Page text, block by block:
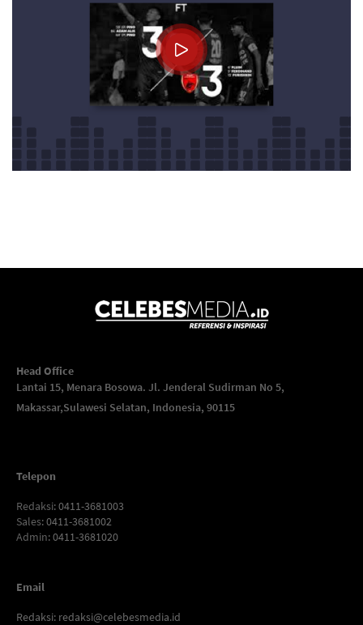
Head Office
Lantai 15, Menara Bosowa. Jl. Jenderal Sudirman No 5,
Makassar,Sulawesi Selatan, Indonesia, 90115
Telepon
Redaksi: 0411-3681003
Sales: 0411-3681002
Admin: 0411-3681020
Email
Redaksi: redaksi@celebesmedia.id